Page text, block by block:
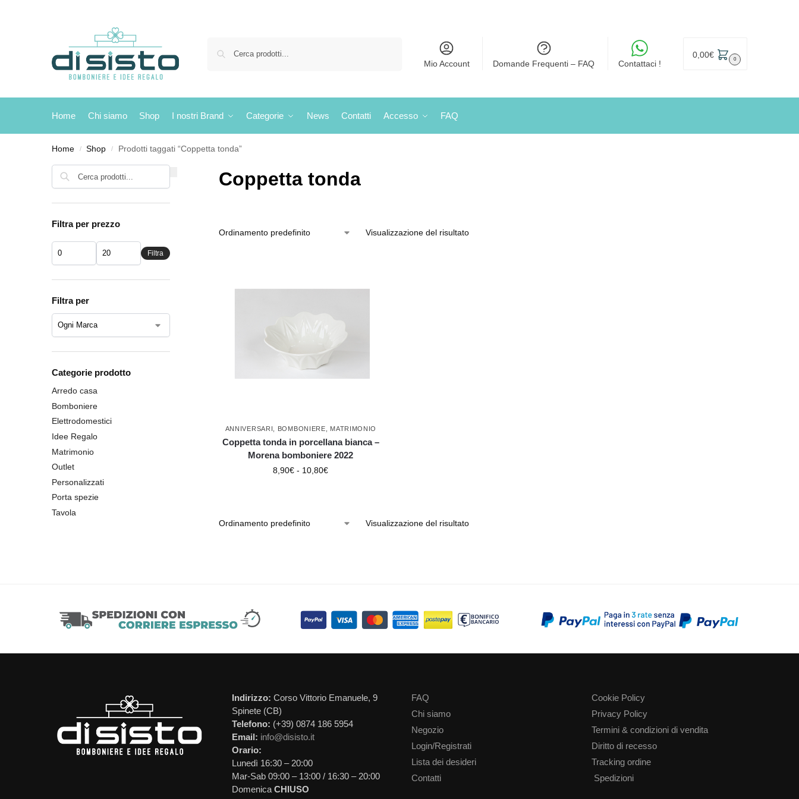
Mio Account Domande Frequenti – FAQ Contattaci !
0,00€ 0
Home Chi siamo Shop I nostri Brand Categorie News Contatti Accesso FAQ
Home / Shop / Prodotti taggati “Coppetta tonda”
Coppetta tonda
Visualizzazione del risultato
ANNIVERSARI BOMBONIERE MATRIMONIO
Coppetta tonda in porcellana bianca –
Morena bomboniere 2022
8,90€ - 10,80€
Visualizzazione del risultato
Filtra per prezzo
Filtra
Filtra per
Categorie prodotto
Arredo casa
Bomboniere
Elettrodomestici
Idee Regalo
Matrimonio
Outlet
Personalizzati
Porta spezie
Tavola
Indirizzo: Corso Vittorio Emanuele, 9
Spinete (CB)
Telefono: (+39) 0874 186 5954
Email: info@disisto.it
Orario:
Lunedì 16:30 – 20:00
Mar-Sab 09:00 – 13:00 / 16:30 – 20:00
Domenica CHIUSO
FAQ
Chi siamo
Negozio
Login/Registrati
Lista dei desideri
Contatti
Cookie Policy
Privacy Policy
Termini & condizioni di vendita
Diritto di recesso
Tracking ordine
Spedizioni